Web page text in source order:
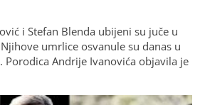
i Stefan Blenda ubijeni su juče u
umrlice osvanule su danas u
Andrije Ivanovića objavila je